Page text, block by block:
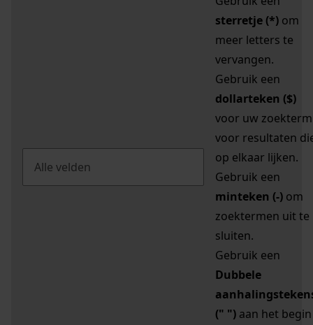
sterretje (*) om
meer letters te
vervangen.
Gebruik een
dollarteken ($)
voor uw zoekterm
voor resultaten
op elkaar lijken.
Gebruik een
minteken (-) om
zoektermen uit te
sluiten.
Gebruik een
Dubbele
(" ") aan het begin